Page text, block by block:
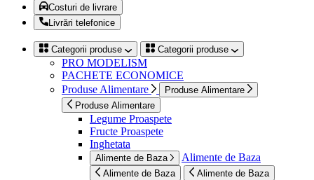
Costuri de livrare
Livrări telefonice
Categorii produse Categorii produse
PRO MODELISM
PACHETE ECONOMICE
Produse Alimentare
Produse Alimentare
Produse Alimentare
Legume Proaspete
Fructe Proaspete
Inghetata
Alimente de Baza Alimente de Baza
Alimente de Baza Alimente de Baza